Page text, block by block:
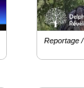
Reportage